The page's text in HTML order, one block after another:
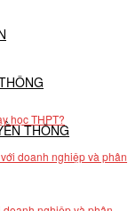
THÔNG
học THPT?